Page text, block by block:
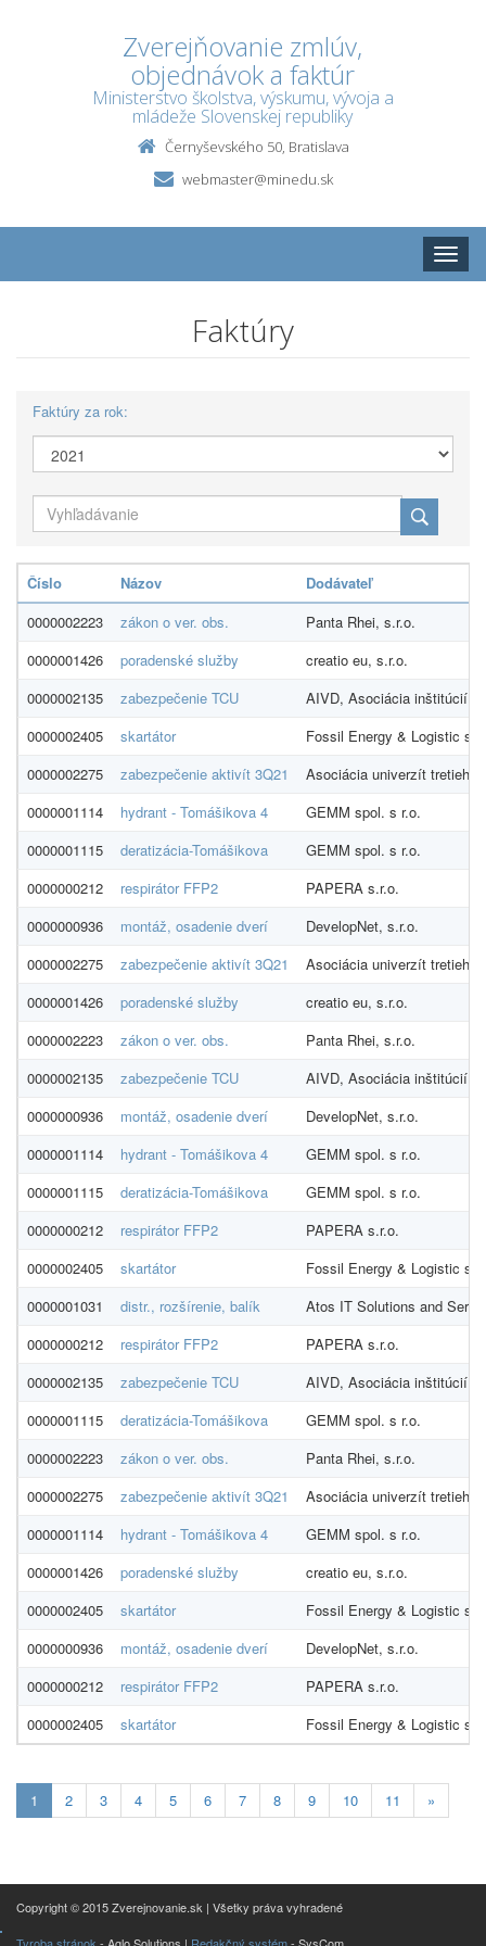
Zverejňovanie zmlúv,
objednávok a faktúr
Ministerstvo školstva, výskumu, vývoja a
mládeže Slovenskej republiky
Černyševského 50, Bratislava
webmaster@minedu.sk
Toggle
Faktúry
Faktúry za rok:
Číslo Názov
Dodávateľ
0000002223
zákon o ver. obs.
Panta Rhei, s.r.o.
0000001426
poradenské služby
creatio eu, s.r.o.
0000002135
zabezpečenie TCU
AIVD, Asociácia inštitúcií
0000002405
skartátor
Fossil Energy & Logistic
0000002275
zabezpečenie aktivít 3Q21
Asociácia univerzít tretieho
0000001114
hydrant - Tomášikova 4
GEMM spol. s r.o.
0000001115
deratizácia-Tomášikova
GEMM spol. s r.o.
0000000212
respirátor FFP2
PAPERA s.r.o.
0000000936
montáž, osadenie dverí
DevelopNet, s.r.o.
0000002275
zabezpečenie aktivít 3Q21
Asociácia univerzít tretieho
0000001426
poradenské služby
creatio eu, s.r.o.
0000002223
zákon o ver. obs.
Panta Rhei, s.r.o.
0000002135
zabezpečenie TCU
AIVD, Asociácia inštitúcií
0000000936
montáž, osadenie dverí
DevelopNet, s.r.o.
0000001114
hydrant - Tomášikova 4
GEMM spol. s r.o.
0000001115
deratizácia-Tomášikova
GEMM spol. s r.o.
0000000212
respirátor FFP2
PAPERA s.r.o.
0000002405
skartátor
Fossil Energy & Logistic
0000001031
distr., rozšírenie, balík
Atos IT Solutions and
0000000212
respirátor FFP2
PAPERA s.r.o.
0000002135
zabezpečenie TCU
AIVD, Asociácia inštitúcií
0000001115
deratizácia-Tomášikova
GEMM spol. s r.o.
0000002223
zákon o ver. obs.
Panta Rhei, s.r.o.
0000002275
zabezpečenie aktivít 3Q21
Asociácia univerzít tretieho
0000001114
hydrant - Tomášikova 4
GEMM spol. s r.o.
0000001426
poradenské služby
creatio eu, s.r.o.
0000002405
skartátor
Fossil Energy & Logistic
0000000936
montáž, osadenie dverí
DevelopNet, s.r.o.
0000000212
respirátor FFP2
PAPERA s.r.o.
0000002405
skartátor Fossil Energy & Logistic
1 Aktualna-
stranka
2 3 4 5 6 7 8 9 10 11 »
Copyright © 2015 Zverejnovanie.sk | Všetky práva vyhradené